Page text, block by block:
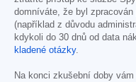
domníváte, že byl
(například z důvodu
kdykoli do 30 dnů od data
kladené otázky.
Na konci zkušební doby